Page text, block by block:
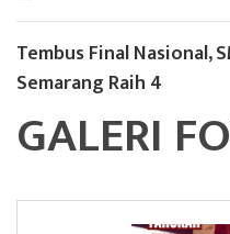
Tembus Final Nasional,
Semarang Raih 4
GALERI